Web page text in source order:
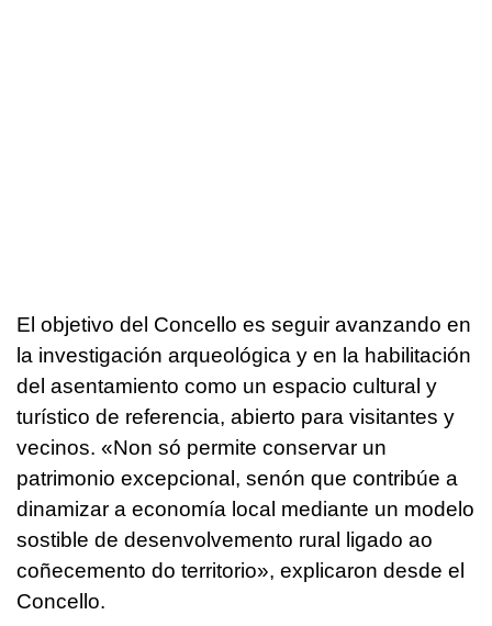
El objetivo del Concello es seguir avanzando en
la investigación arqueológica y en la habilitación
del asentamiento como un espacio cultural y
turístico de referencia, abierto para visitantes y
vecinos. «Non só permite conservar un
patrimonio excepcional, senón que contribúe a
dinamizar a economía local mediante un modelo
sostible de desenvolvemento rural ligado ao
coñecemento do territorio», explicaron desde el
Concello.